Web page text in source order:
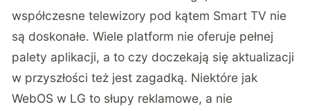
współczesne telewizory pod kątem Smart TV nie
są doskonałe. Wiele platform nie oferuje pełnej
palety aplikacji, a to czy doczekają się aktualizacji
w przyszłości też jest zagadką. Niektóre jak
WebOS w LG to słupy reklamowe, a nie